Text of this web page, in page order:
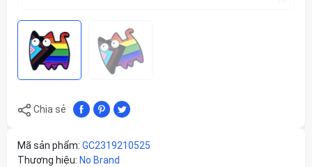
Chia sẻ
Mã sản phẩm: GC2319210525
Thương hiệu: No Brand